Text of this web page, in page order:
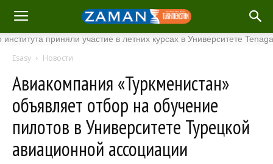
приняли участие в летних курсах в Университете Tenaga
Esasy Новости
Авиакомпания «Туркменистан»
объявляет отбор на обучение
пилотов в Университете Турецкой
авиационной ассоциации